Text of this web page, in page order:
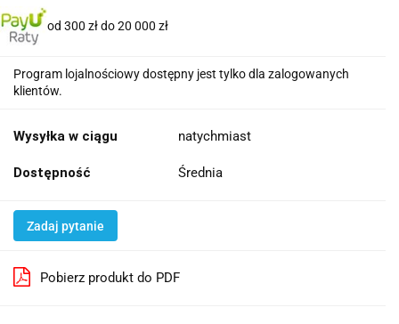
od 300 zł do 20 000 zł
Program lojalnościowy dostępny jest tylko dla zalogowanych
klientów.
Wysyłka w ciągu natychmiast
Dostępność Średnia
Zadaj pytanie
Pobierz produkt do PDF